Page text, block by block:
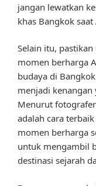
jangan lewatkan
khas Bangkok saat
Selain itu,
momen berharga
budaya di
menjadi kenangan
Menurut fotografer
adalah cara
momen berharga
untuk mengambil
destinasi sejarah